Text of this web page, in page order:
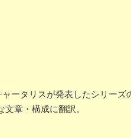
ータリスが発表したシリーズ
章・構成に翻訳。